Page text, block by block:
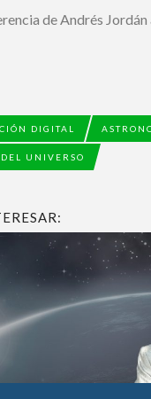
de Andrés Jordán
DIGITAL
UNIVERSO